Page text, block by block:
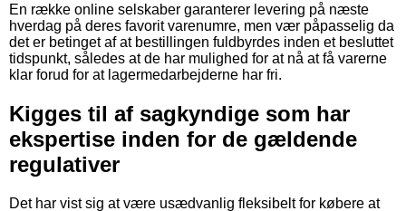
En række online selskaber garanterer levering på næste
hverdag på deres favorit varenumre, men vær påpasselig da
det er betinget af at bestillingen fuldbyrdes inden et besluttet
tidspunkt, således at de har mulighed for at nå at få varerne
klar forud for at lagermedarbejderne har fri.
Kigges til af sagkyndige som har
ekspertise inden for de gældende
regulativer
Det har vist sig at være usædvanlig fleksibelt for købere at